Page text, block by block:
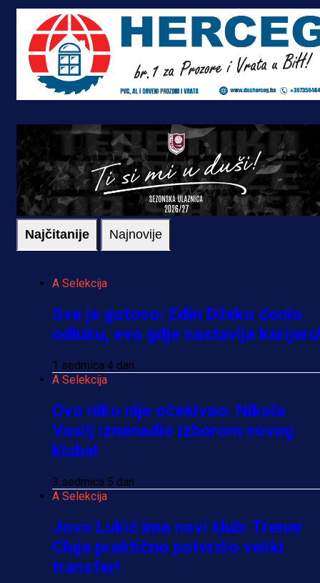
Najčitanije Najnovije
A Selekcija
Sve je gotovo: Edin Džeko donio
odluku, evo gdje nastavlja
1 sedmica 4 dan
A Selekcija
Ovo niko nije očekivao: Nikola
Vasilj iznenadio izborom novog
kluba!
3 sedmica 5 dan
A Selekcija
Jovo Lukić ima novi klub: Trener
Cluja praktično potvrdio veliki
transfer!